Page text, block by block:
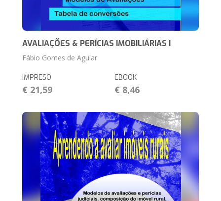
AVALIAÇÕES & PERÍCIAS IMOBILIÁRIAS I
Fábio Gomes de Aguiar
IMPRESO
€ 21,59
EBOOK
€ 8,46